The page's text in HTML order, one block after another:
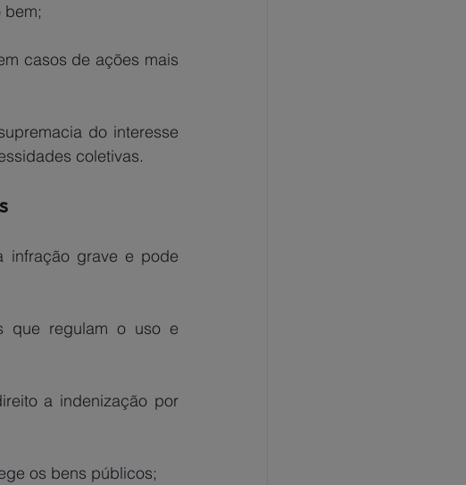
casos de ações mais
coletivas.
que regulam o uso e
a indenização por
os bens públicos;